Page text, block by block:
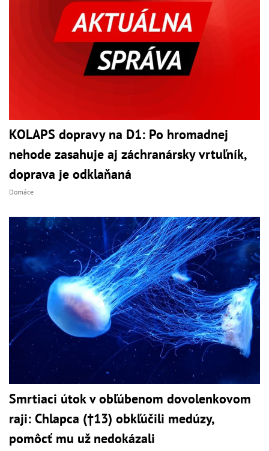
KOLAPS dopravy na D1: Po hromadnej
nehode zasahuje aj záchranársky vrtuľník,
doprava je odklaňaná
Domáce
Smrtiaci útok v obľúbenom dovolenkovom
raji: Chlapca (†13) obkľúčili medúzy,
pomôcť mu už nedokázali